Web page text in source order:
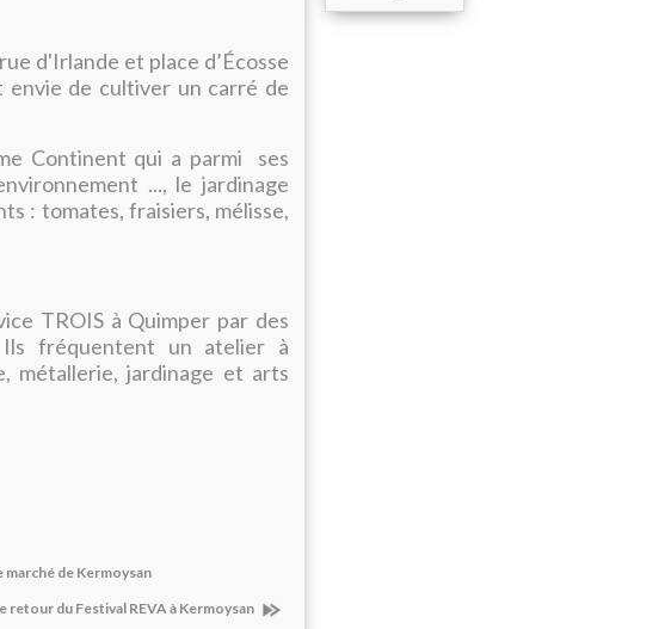
d'Irlande et place d’Écosse
envie de cultiver un carré de
Continent qui a parmi ses
..., le jardinage
: tomates, fraisiers, mélisse,
TROIS à Quimper par des
fréquentent un atelier à
métallerie, jardinage et arts
de Kermoysan
retour du Festival REVA à Kermoysan